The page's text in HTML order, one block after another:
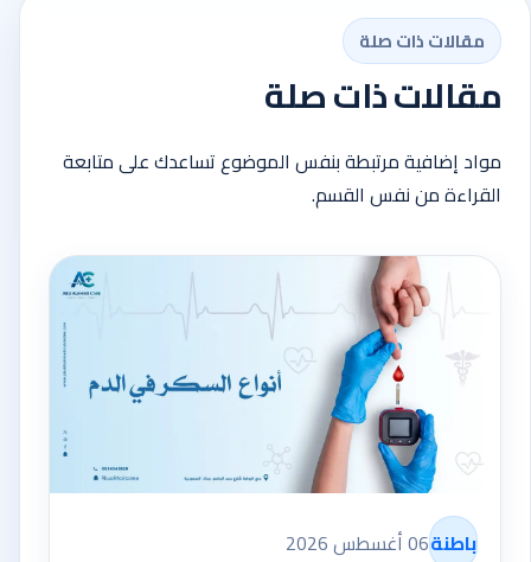
مقالات ذات صلة
مقالات ذات صلة
مواد إضافية مرتبطة بنفس الموضوع تساعدك على متابعة
القراءة من نفس القسم.
باطنة06 أغسطس 2026